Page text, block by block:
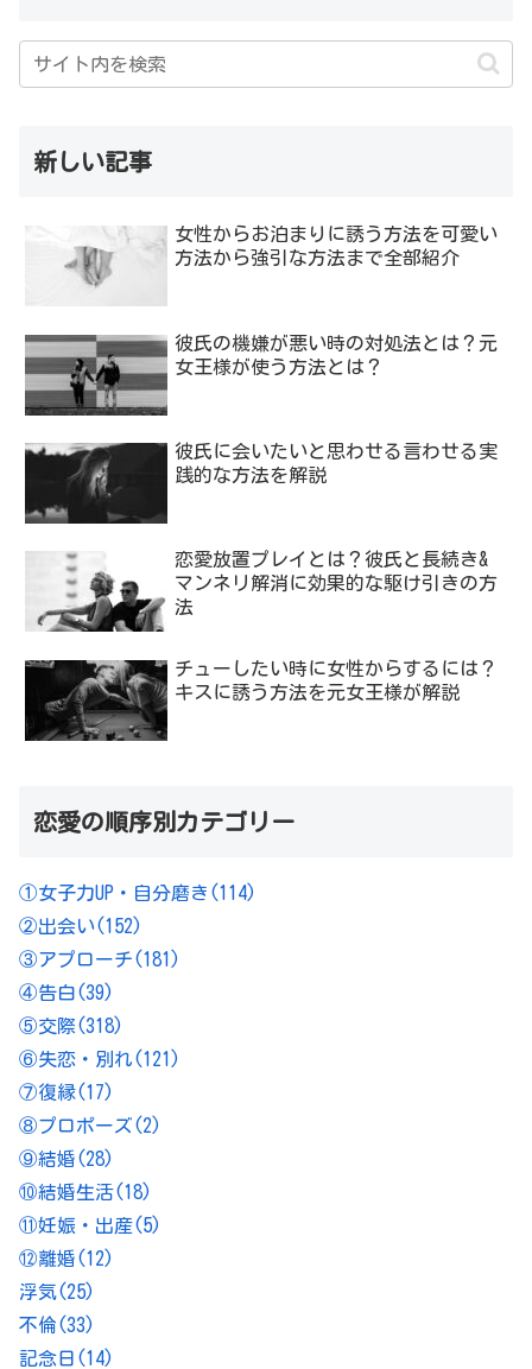
新しい記事
女性からお泊まりに誘う方法を可愛い
方法から強引な方法まで全部紹介
彼氏の機嫌が悪い時の対処法とは？元
女王様が使う方法とは？
彼氏に会いたいと思わせる言わせる実
践的な方法を解説
恋愛放置プレイとは？彼氏と長続き&
マンネリ解消に効果的な駆け引きの方
法
チューしたい時に女性からするには？
キスに誘う方法を元女王様が解説
恋愛の順序別カテゴリー
①女子力UP・自分磨き (114)
②出会い(152)
③アプローチ(181)
④告白(39)
⑤交際(318)
⑥失恋・別れ(121)
⑦復縁(17)
⑧プロポーズ(2)
⑨結婚(28)
⑩結婚生活(18)
⑪妊娠・出産(5)
⑫離婚(12)
浮気(25)
不倫(33)
記念日 (14)